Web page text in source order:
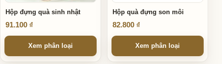
Hộp đựng quà sinh nhật
91.100 ₫
Xem phân loại
Hộp quà đựng son môi
82.800 ₫
Xem phân loại